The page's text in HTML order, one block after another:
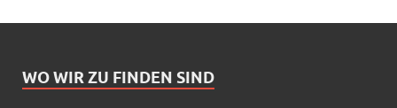
WO WIR ZU FINDEN SIND